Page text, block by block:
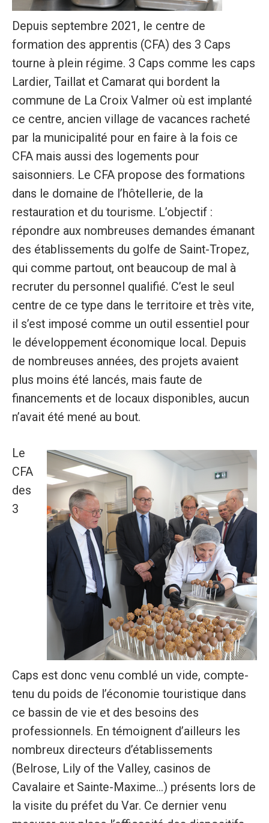
Depuis septembre 2021, le centre de
formation des apprentis (CFA) des 3 Caps
tourne à plein régime. 3 Caps comme les caps
Lardier, Taillat et Camarat qui bordent la
commune de La Croix Valmer où est implanté
ce centre, ancien village de vacances racheté
par la municipalité pour en faire à la fois ce
CFA mais aussi des logements pour
saisonniers. Le CFA propose des formations
dans le domaine de l’hôtellerie, de la
restauration et du tourisme. L’objectif :
répondre aux nombreuses demandes émanant
des établissements du golfe de Saint-Tropez,
qui comme partout, ont beaucoup de mal à
recruter du personnel qualifié. C’est le seul
centre de ce type dans le territoire et très vite,
il s’est imposé comme un outil essentiel pour
le développement économique local. Depuis
de nombreuses années, des projets avaient
plus moins été lancés, mais faute de
financements et de locaux disponibles, aucun
n’avait été mené au bout.
Le
CFA
des
3
Caps est donc venu comblé un vide, compte-
tenu du poids de l’économie touristique dans
ce bassin de vie et des besoins des
professionnels. En témoignent d’ailleurs les
nombreux directeurs d’établissements
(Belrose, Lily of the Valley, casinos de
Cavalaire et Sainte-Maxime...) présents lors de
la visite du préfet du Var. Ce dernier venu